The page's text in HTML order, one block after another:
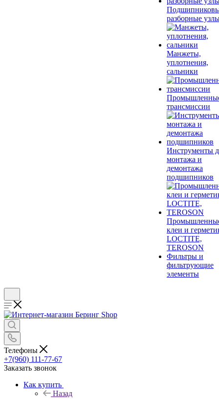
разборные
Манжеты,
уплотнения,
сальники
трансмиссии
Инструменты
монтажа и
демонтажа
подшипников
клеи и
LOCTITE,
TEROSON
Фильтры и
фильтрующие
элементы
Телефоны
+7(960) 111-77-67
Заказать звонок
Как купить
Назад